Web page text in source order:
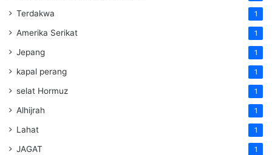
Terdakwa 1
Amerika Serikat 1
Jepang 1
kapal perang 1
selat Hormuz 1
Alhijrah 1
Lahat 1
JAGAT 1